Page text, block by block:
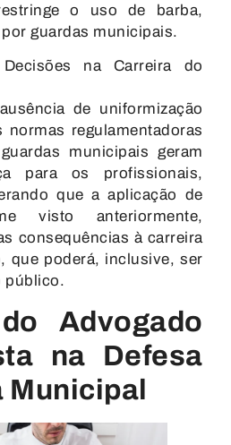
o uso de barba,
guardas municipais.
na Carreira do
de uniformização
regulamentadoras
municipais geram
para os profissionais,
que a aplicação de
visto anteriormente,
consequências à carreira
que poderá, inclusive, ser
público.
Advogado
na Defesa
Municipal